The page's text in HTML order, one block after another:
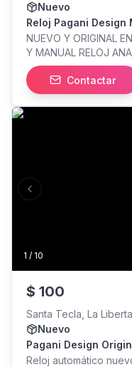
Nuevo
Reloj Pagani
NUEVO Y ORIGINAL
Y MANUAL RELOJ
SEIKO DE CUARZO
DE ACERO
TODOS LO
ESPECIFICACIONES
Contactar
1 / 10
Previous slide
$ 100
Santa Tecla, La
Nuevo
Pagani Design
Caja
Reloj automático